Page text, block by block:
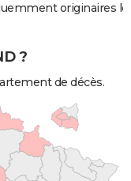
originaires
?
de décès.